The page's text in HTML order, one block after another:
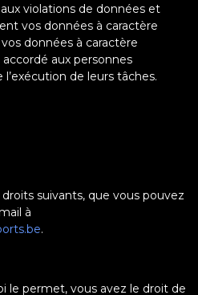
violations de données et
vos données à caractère
données à caractère
aux personnes
de leurs tâches.
suivants, que vous pouvez
à
.
le permet, vous avez le droit de